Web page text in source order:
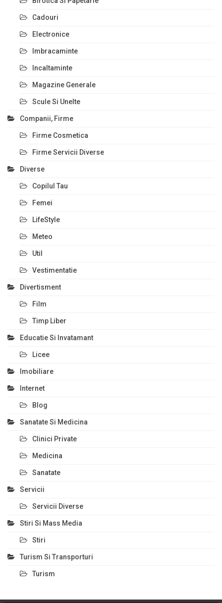
Cadouri
Electronice
Imbracaminte
Incaltaminte
Magazine Generale
Scule Si Unelte
Companii, Firme
Firme Cosmetica
Firme Servicii Diverse
Diverse
Copilul Tau
Femei
LifeStyle
Meteo
Util
Vestimentatie
Divertisment
Film
Timp Liber
Educatie Si Invatamant
Licee
Imobiliare
Internet
Blog
Sanatate Si Medicina
Clinici Private
Medicina
Sanatate
Servicii
Servicii Diverse
Stiri Si Mass Media
Stiri
Turism Si Transporturi
Turism